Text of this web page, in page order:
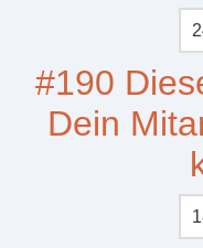
#190
Dein